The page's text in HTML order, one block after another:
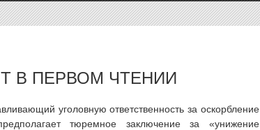
В ПЕРВОМ ЧТЕНИИ
уголовную ответственность за оскорбление
тюремное заключение за «унижение